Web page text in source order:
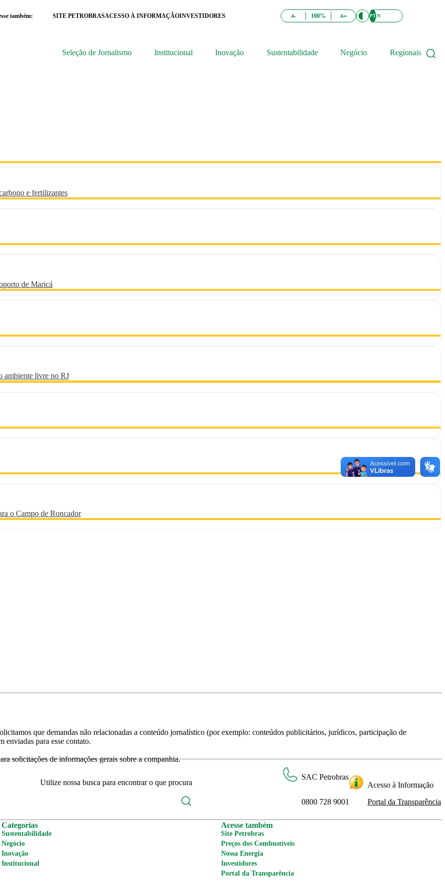
também: SITE PETROBRASACESSO À INFORMAÇÃOINVESTIDORES A- 100% A+ PTEN
Seleção de Jornalismo Institucional Inovação Sustentabilidade Negócio Regionais
e fertilizantes
de Maricá
ambiente livre no RJ
o Campo de Roncador
que demandas não relacionadas a conteúdo jornalístico (por exemplo: conteúdos publicitários, jurídicos, participação de
enviadas para esse contato.
solicitações de informações gerais sobre a companhia.
Utilize nossa busca para encontrar o que procura
SAC Petrobras
0800 728 9001
Acesso à Informação
Portal da Transparência
Categorias
Sustentabilidade
Negócio
Inovação
Institucional
Acesse também
Site Petrobras
Preços dos Combustíveis
Nossa Energia
Investidores
Portal da Transparência